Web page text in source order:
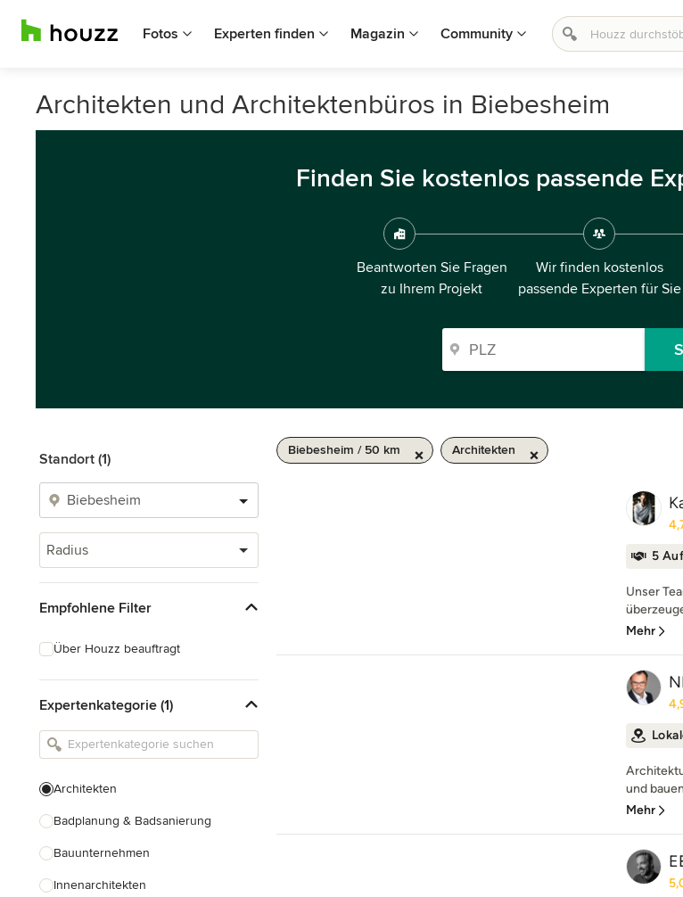
Fotos Experten finden Magazin Community
Architekten und Architektenbüros in Biebesheim
Finden Sie kostenlos passende
Beantworten Sie Fragen
zu Ihrem Projekt
Wir finden kostenlos
passende Experten für Sie
Standort (1)
Radius
Empfohlene Filter
Über Houzz beauftragt
Expertenkategorie (1)
Architekten
Badplanung & Badsanierung
Bauunternehmen
Innenarchitekten
Biebesheim / 50 km Architekten
5
Unser
Mehr
und
Mehr